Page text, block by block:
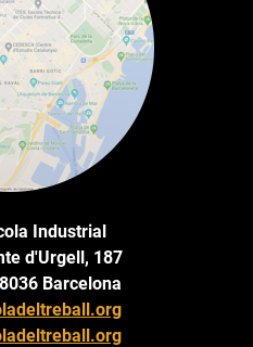
Industrial
d'Urgell, 187
Barcelona